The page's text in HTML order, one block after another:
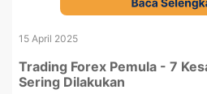
15 April 2025
Trading Forex Pemula - 7
Sering Dilakukan